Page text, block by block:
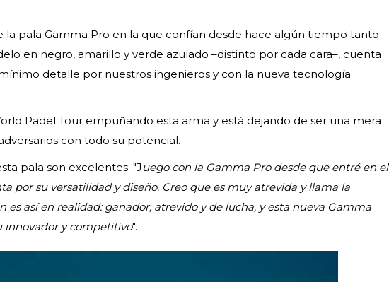
la pala Gamma Pro en la que confían desde hace algún tiempo tanto
en negro, amarillo y verde azulado –distinto por cada cara–, cuenta
detalle por nuestros ingenieros y con la nueva tecnología
Padel Tour empuñando esta arma y está dejando de ser una mera
con todo su potencial.
pala son excelentes: "J uego con la Gamma Pro desde que entré en el
por su versatilidad y diseño. Creo que es muy atrevida y llama la
es así en realidad: ganador, atrevido y de lucha, y esta nueva Gamma
innovador y competitivo".